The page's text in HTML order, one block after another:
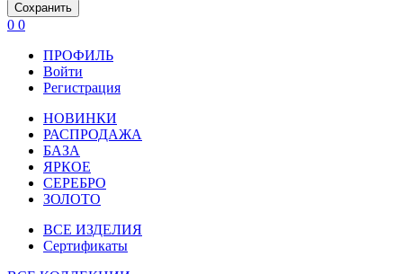
Сохранить
0 0
ПРОФИЛЬ
Войти
Регистрация
НОВИНКИ
РАСПРОДАЖА
БАЗА
ЯРКОЕ
СЕРЕБРО
ЗОЛОТО
ВСЕ ИЗДЕЛИЯ
Сертификаты